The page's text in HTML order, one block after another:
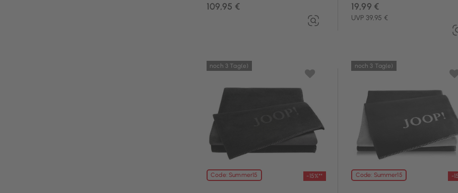
109,95 €
UVP 39,95 €
19,99 €
Code: Summer15 -15%**
noch 3 Tag(e)
Code: Summer15 -
noch 3 Tag(e)